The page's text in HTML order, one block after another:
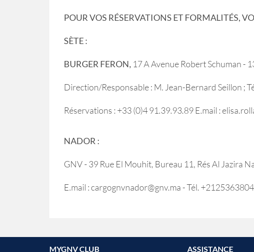
POUR VOS RÉSERVATIONS ET FORMALITÉS,
SÈTE :
BURGER FERON, 17 A Avenue Robert Schuman -
Direction/Responsable : M. Jean-Bernard Seillon ;
Réservations : +33 (0)4 91.39.93.89 E.mail :
NADOR :
GNV - 39 Rue El Mouhit, Bureau 11, Rés Al Jazira
E.mail : cargognvnador@gnv.ma - Tél.
MYGNV CLUB ASSISTANCE